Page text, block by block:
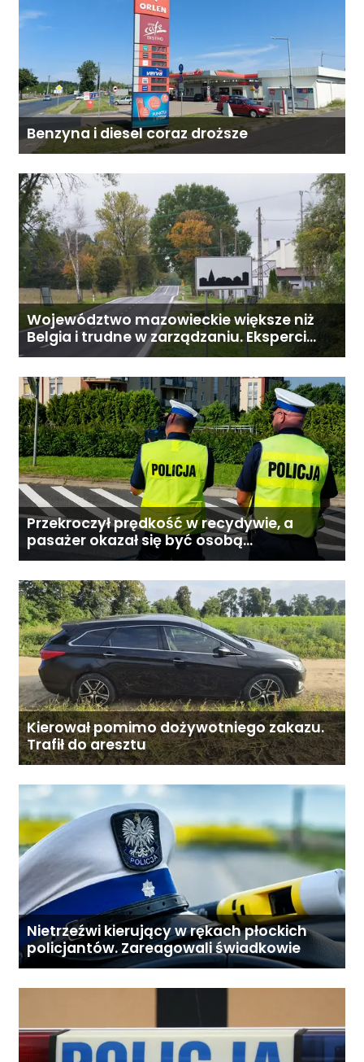
Benzyna i diesel coraz droższe
Województwo mazowieckie większe niż
Belgia i trudne w zarządzaniu. Eksperci
proponują podział centralnej Polski
Przekroczył prędkość w recydywie, a
pasażer okazał się być osobą
poszukiwaną
Kierował pomimo dożywotniego zakazu.
Trafił do aresztu
Nietrzeźwi kierujący w rękach płockich
policjantów. Zareagowali świadkowie